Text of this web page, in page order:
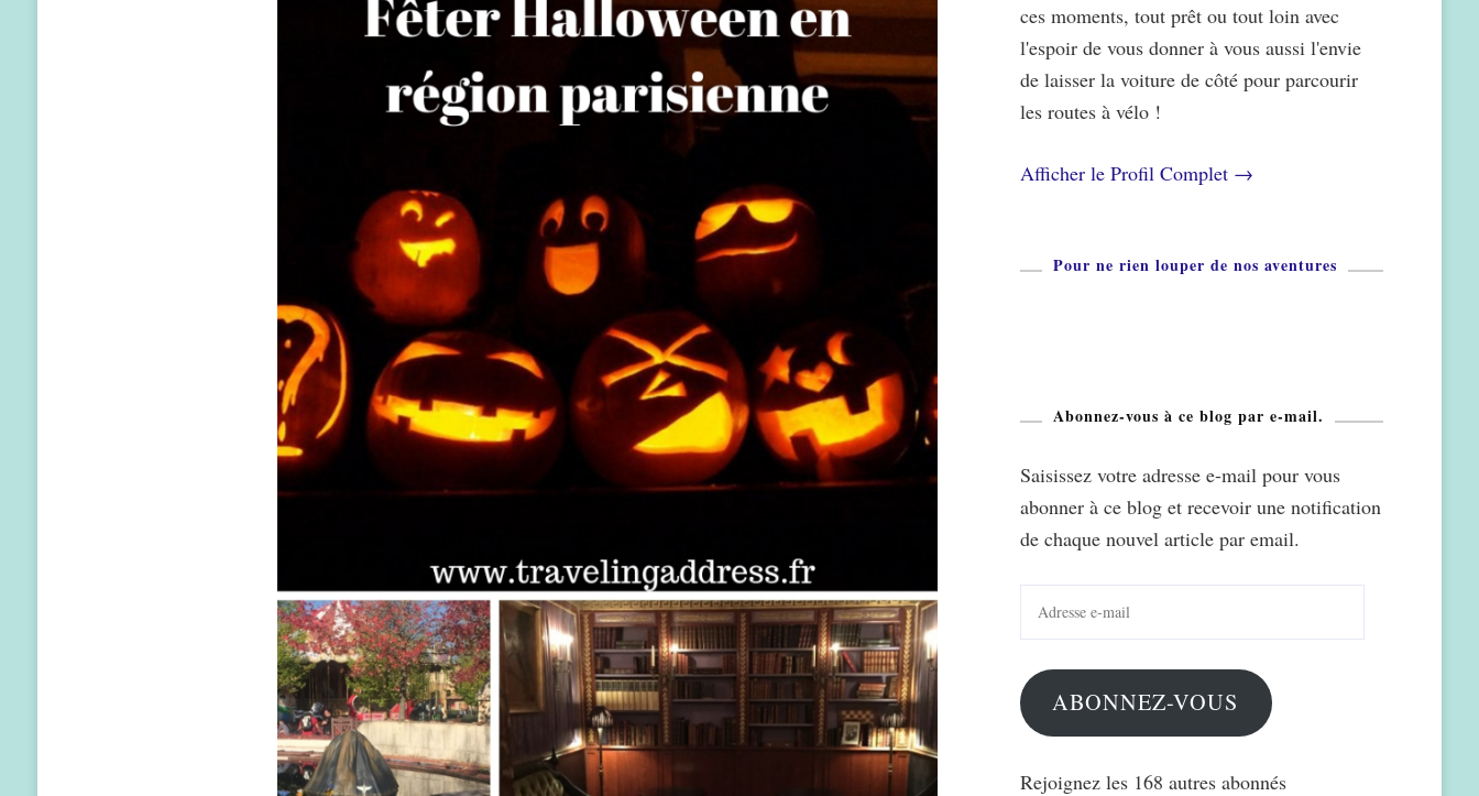
ces moments, tout prêt ou tout loin avec
l'espoir de vous donner à vous aussi l'envie
de laisser la voiture de côté pour parcourir
les routes à vélo !
Afficher le Profil Complet →
Pour ne rien louper de nos aventures
Abonnez-vous à ce blog par e-mail.
Saisissez votre adresse e-mail pour vous
abonner à ce blog et recevoir une notification
de chaque nouvel article par email.
mail
ABONNEZ-VOUS
Rejoignez les 168 autres abonnés